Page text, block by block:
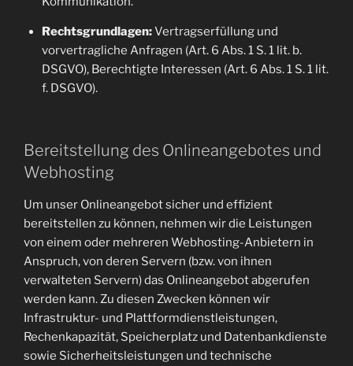
Rechtsgrundlagen:Vertragserfüllung und
vorvertragliche Anfragen (Art. 6 Abs. 1 S. 1 lit. b.
DSGVO), Berechtigte Interessen (Art. 6 Abs. 1 S. 1 lit.
f. DSGVO).
Bereitstellung des Onlineangebotes und
Webhosting
Um unser Onlineangebot sicher und effizient
bereitstellen zu können, nehmen wir die Leistungen
von einem oder mehreren Webhosting-Anbietern in
Anspruch, von deren Servern (bzw. von ihnen
verwalteten Servern) das Onlineangebot abgerufen
werden kann. Zu diesen Zwecken können wir
Infrastruktur- und Plattformdienstleistungen,
Rechenkapazität, Speicherplatz und Datenbankdienste
sowie Sicherheitsleistungen und technische